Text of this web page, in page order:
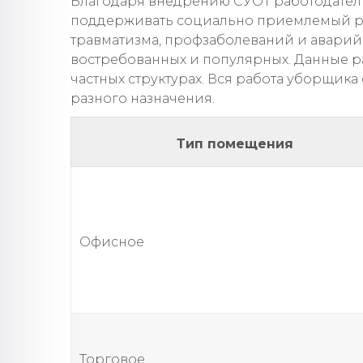
поддерживать социально приемлемый
травматизма, профзаболеваний и
востребованных и популярных. Данные
частных структурах. Вся работа
разного назначения.
Тип помещения
Офисное
Торговое